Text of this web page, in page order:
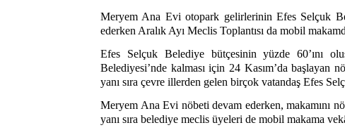
Meryem Ana Evi otopark gelirlerinin Efes Selçuk
ederken Aralık Ayı Meclis Toplantısı da mobil
Efes Selçuk Belediye bütçesinin yüzde 60’ını
Belediyesi’nde kalması için 24 Kasım’da
yanı sıra çevre illerden gelen birçok vatandaş Efes
Meryem Ana Evi nöbeti devam ederken, makamını
yanı sıra belediye meclis üyeleri de mobil makama